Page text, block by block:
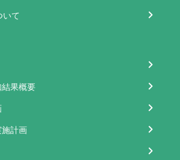
て
果概要
計画